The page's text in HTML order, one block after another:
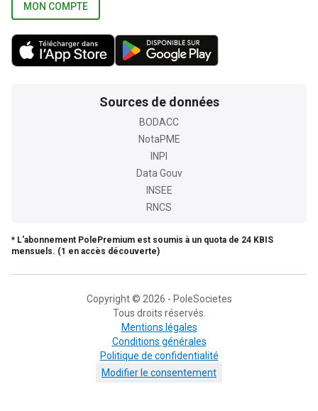
MON COMPTE
Sources de données
BODACC
NotaPME
INPI
Data Gouv
INSEE
RNCS
* L'abonnement PolePremium est soumis à un quota de 24 KBIS
mensuels. (1 en accès découverte)
Copyright © 2026 - PoleSocietes
Tous droits réservés.
Mentions légales
Conditions générales
Politique de confidentialité
Modifier le consentement